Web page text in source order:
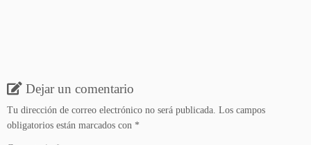
Dejar un comentario
Tu dirección de correo electrónico no será publicada. Los campos
obligatorios están marcados con *